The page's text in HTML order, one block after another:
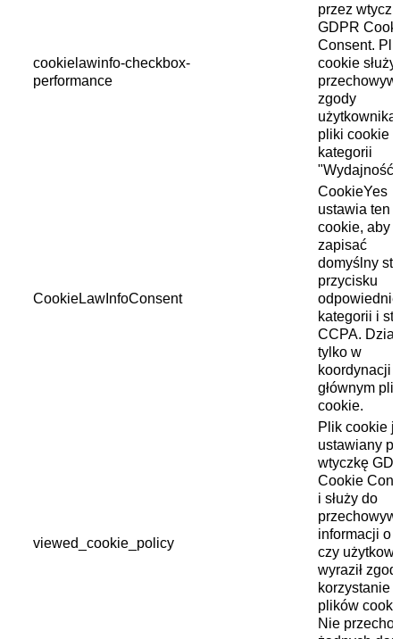
cookielawinfo-checkbox-
performance
przez
GDPR
Consent.
cookie służy
zgody
użytkownika
pliki cookie
kategorii
CookieLawInfoConsent
CookieYes
ustawia ten
cookie, aby
zapisać
domyślny
przycisku
kategorii i
CCPA.
tylko w
koordynacji
głównym
cookie.
viewed_cookie_policy
Plik cookie
ustawiany
wtyczkę
Cookie
i służy do
informacji o
czy
wyraził
korzystanie z
plików
Nie